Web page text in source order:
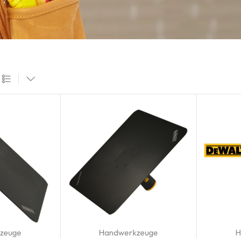
Handwerkzeuge